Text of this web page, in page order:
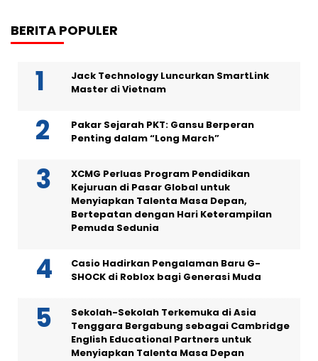
BERITA POPULER
Jack Technology Luncurkan SmartLink
Master di Vietnam
Pakar Sejarah PKT: Gansu Berperan
Penting dalam “Long March”
XCMG Perluas Program Pendidikan
Kejuruan di Pasar Global untuk
Menyiapkan Talenta Masa Depan,
Bertepatan dengan Hari Keterampilan
Pemuda Sedunia
Casio Hadirkan Pengalaman Baru G-
SHOCK di Roblox bagi Generasi Muda
Sekolah-Sekolah Terkemuka di Asia
Tenggara Bergabung sebagai Cambridge
English Educational Partners untuk
Menyiapkan Talenta Masa Depan